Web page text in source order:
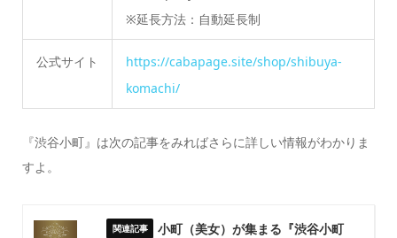
※延長方法：自動延長制
公式サイト
https://cabapage.site/shop/shibuya-
komachi/
『渋谷小町』は次の記事をみればさらに詳しい情報がわかりま
すよ。
小町（美女）が集まる『渋谷小町